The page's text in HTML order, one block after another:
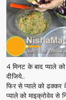
4 मिनट के बाद प्याले
दीजिये..
फिर से प्याले को ढक्कर
प्याले को माइक्रोवेव से